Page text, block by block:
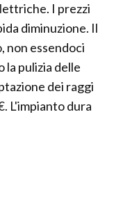
I prezzi
diminuzione. Il
non essendoci
la pulizia delle
dei raggi
L'impianto dura